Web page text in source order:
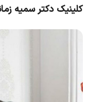
کلینیک دکتر سمیه